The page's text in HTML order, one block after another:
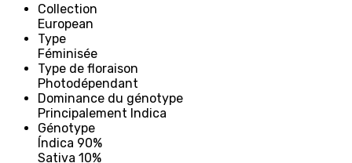
Collection
European
Type
Féminisée
Type de floraison
Photodépendant
Dominance du génotype
Principalement Indica
Génotype
Índica 90%
Sativa 10%